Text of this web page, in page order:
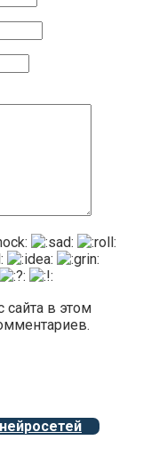
сайта в этом